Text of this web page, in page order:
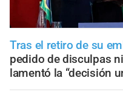
Tras el retiro de su
pedido de disculpas
lamentó la “decisión